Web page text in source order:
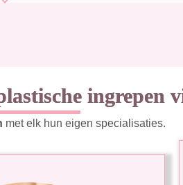
ingrepen
met elk hun eigen specialisaties.